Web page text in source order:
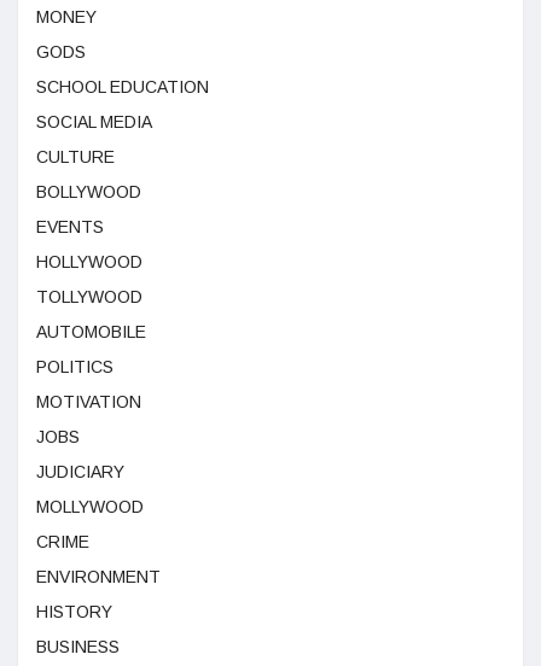
MONEY
GODS
SCHOOL EDUCATION
SOCIAL MEDIA
CULTURE
BOLLYWOOD
EVENTS
HOLLYWOOD
TOLLYWOOD
AUTOMOBILE
POLITICS
MOTIVATION
JOBS
JUDICIARY
MOLLYWOOD
CRIME
ENVIRONMENT
HISTORY
BUSINESS